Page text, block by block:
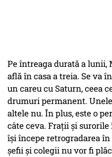
Pe întreaga durată a lunii,
află în casa a treia. Se va
un careu cu Saturn, ceea
drumuri permanent.
altele nu. În plus, este o
câte ceva. Frații și
își începe retrogradarea
șefii și colegii nu vor fi